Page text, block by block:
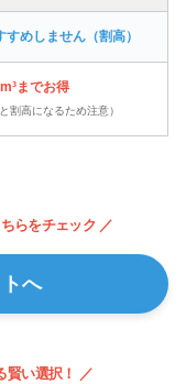
めしません（割高）
までお得
割高になるため注意）
らをチェック ／
へ
賢い選択！ ／